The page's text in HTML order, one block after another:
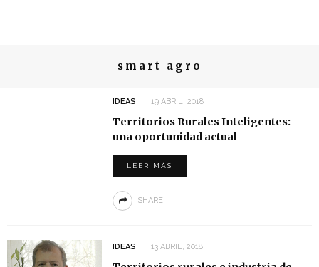
smart agro
IDEAS 19 ABRIL, 2018
Territorios Rurales Inteligentes:
una oportunidad actual
LEER MÁS
SHARE
IDEAS 13 ABRIL, 2018